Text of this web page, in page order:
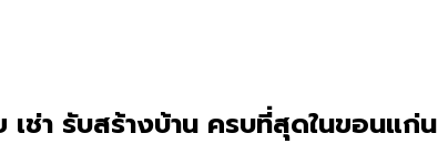
ช่า รับสร้างบ้าน ครบที่สุดในขอนแก่น